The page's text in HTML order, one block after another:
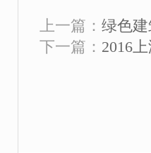
上一篇： 绿色
下一篇： 2016